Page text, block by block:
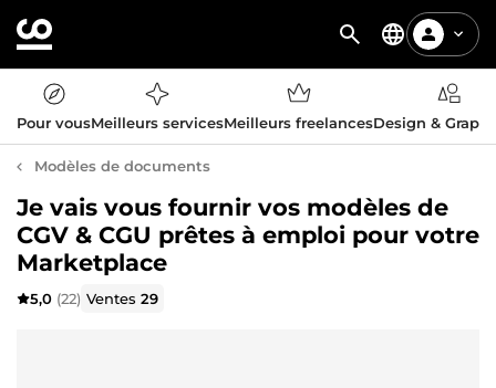
Pour vousMeilleurs servicesMeilleurs freelancesDesign &
Modèles de documents
Je vais vous fournir vos modèles de
CGV & CGU prêtes à emploi pour votre
Marketplace
5,0 (22) Ventes29